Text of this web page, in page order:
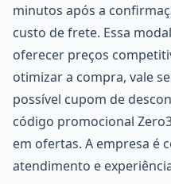
minutos após a
custo de frete. Essa
oferecer preços
otimizar a compra, vale
possível cupom de
código promocional
em ofertas. A empresa é
atendimento e